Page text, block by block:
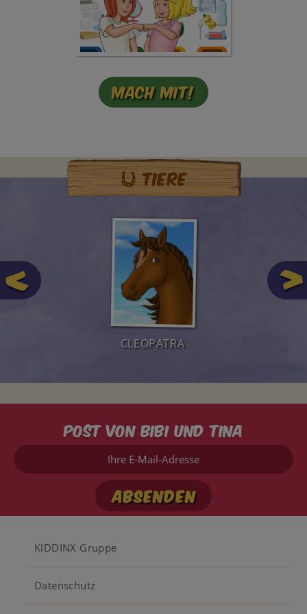
Mach mit!
Tiere
CLEOPATRA
Post von Bibi und Tina
Ihre
Mail-
Footer
KIDDINX Gruppe
Datenschutz